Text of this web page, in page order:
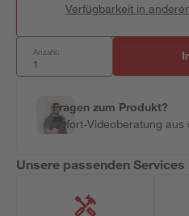
Verfügbarkeit in
Anzahl:
Fragen zum Produkt?
Sofort-Videoberatung
Unsere passenden Services